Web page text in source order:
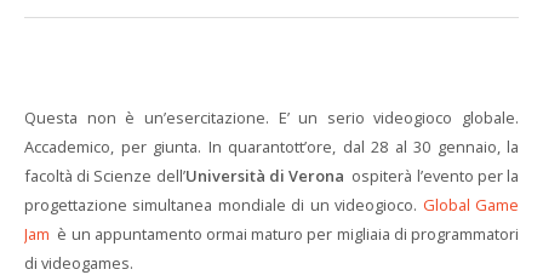
Questa non è un’esercitazione. E’ un serio videogioco globale.
Accademico, per giunta. In quarantott’ore, dal 28 al 30 gennaio, la
facoltà di Scienze dell’Università di Verona ospiterà l’evento per la
progettazione simultanea mondiale di un videogioco. Global Game
Jam è un appuntamento ormai maturo per migliaia di programmatori
di videogames.